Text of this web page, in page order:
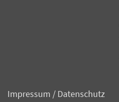
Impressum / Datenschutz